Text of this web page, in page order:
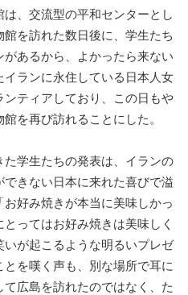
、交流型の平和センターとし
を訪れた数日後に、学生たち
あるから、よかったら来ない
ランに永住している日本人女
ティアしており、この日もや
を再び訪れることにした。
学生たちの発表は、イランの
きない日本に来れた喜びで溢
好み焼きが本当に美味しかっ
ってはお好み焼きは美味しく
が起こるような明るいプレゼ
を嘆く声も、別な場所で耳に
広島を訪れたのではなく、た